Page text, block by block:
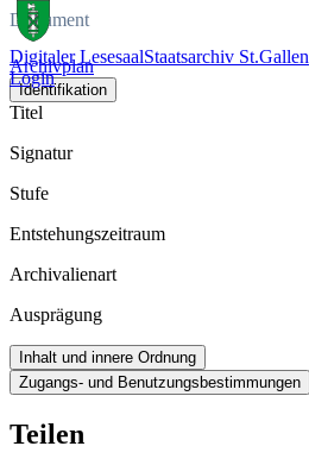
Digitaler LesesaalStaatsarchiv St.Gallen
Login
Dokument
Archivplan
Identifikation
Titel
Signatur
Stufe
Entstehungszeitraum
Archivalienart
Ausprägung
Inhalt und innere Ordnung
Zugangs- und Benutzungsbestimmungen
Teilen